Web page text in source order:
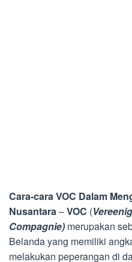
Cara-cara VOC Dalam
Nusantara–VOC (
Compagnie) merupakan
Belanda yang memiliki
melakukan peperangan di